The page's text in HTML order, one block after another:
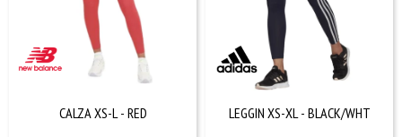
CALZA XS-L - RED LEGGIN XS-XL - BLACK/WHT